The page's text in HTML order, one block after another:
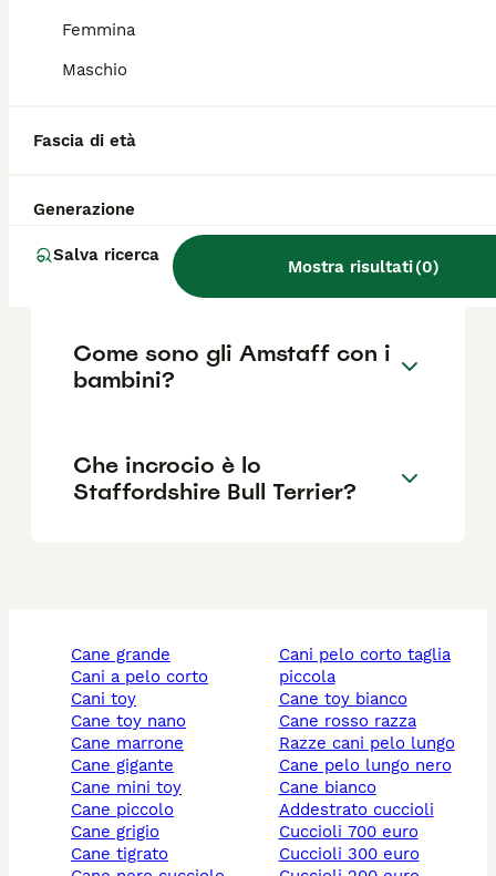
Femmina
Maschio
Fascia di età
Generazione
Salva ricerca
Mostra risultati(0)
base a fattori come il pedigree, la
Che differenza c'è tra pitbull
e American Staffordshire
Quanto dura uno staffy?
Come sono gli Amstaff con i
bambini?
Che incrocio è lo
Staffordshire Bull Terrier?
cane grande
cani a pelo corto
cani toy
cane toy nano
cane marrone
cane gigante
cane mini toy
cane piccolo
cane grigio
cane tigrato
cani pelo corto taglia
piccola
cane toy bianco
cane rosso razza
razze cani pelo lungo
cane pelo lungo nero
cane bianco
addestrato cuccioli
cuccioli 700 euro
cuccioli 300 euro